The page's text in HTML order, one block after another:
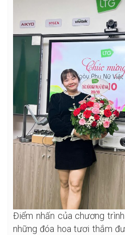
Điểm nhấn của chương
những đóa hoa tươi thắm